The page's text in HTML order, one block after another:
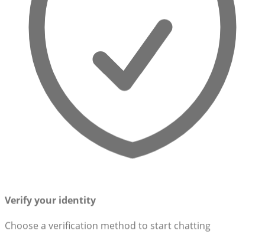
Verify your identity
Choose a verification method to start chatting